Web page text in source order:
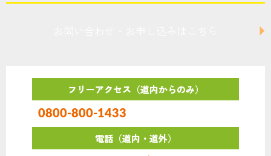
フリーアクセス（道内からのみ）
0800-800-1433
電話（道内・道外）